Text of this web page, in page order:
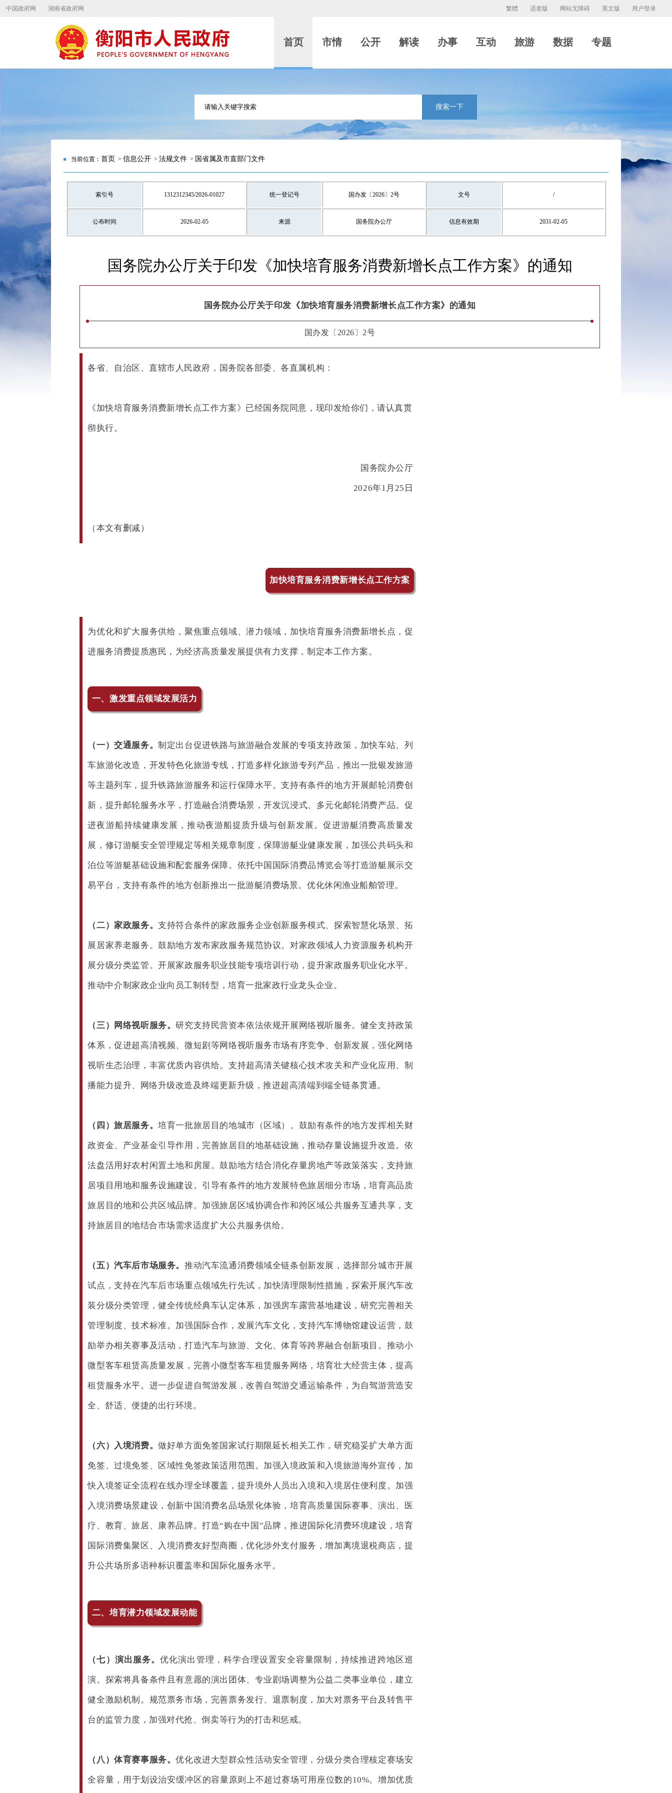
中国政府网 湖南省政府网 用户登录
英文版
网站无障碍
适老版
繁體
首页 市情 公开 解读 办事 互动 旅游 数据 专题
搜索一下
当前位置： 首页 > 信息公开 > 法规文件 > 国省属及市直部门文件
索引号 1312312345/2026-01027 统一登记号 国办发〔2026〕2号 文号 /
公布时间 2026-02-05 来源 国务院办公厅 信息有效期 2031-02-05
国务院办公厅关于印发《加快培育服务消费新增长点工作方案》的通知
国务院办公厅关于印发《加快培育服务消费新增长点工作方案》的通知
国办发〔2026〕2号
各省、自治区、直辖市人民政府，国务院各部委、各直属机构：
《加快培育服务消费新增长点工作方案》已经国务院同意，现印发给你们，请认真贯
彻执行。
国务院办公厅
2026年1月25日
（本文有删减）
加快培育服务消费新增长点工作方案
为优化和扩大服务供给，聚焦重点领域、潜力领域，加快培育服务消费新增长点，促
进服务消费提质惠民，为经济高质量发展提供有力支撑，制定本工作方案。
一、激发重点领域发展活力
（一）交通服务。制定出台促进铁路与旅游融合发展的专项支持政策，加快车站、列
车旅游化改造，开发特色化旅游专线，打造多样化旅游专列产品，推出一批银发旅游
等主题列车，提升铁路旅游服务和运行保障水平。支持有条件的地方开展邮轮消费创
新，提升邮轮服务水平，打造融合消费场景，开发沉浸式、多元化邮轮消费产品。促
进夜游船持续健康发展，推动夜游船提质升级与创新发展。促进游艇消费高质量发
展，修订游艇安全管理规定等相关规章制度，保障游艇业健康发展，加强公共码头和
泊位等游艇基础设施和配套服务保障。依托中国国际消费品博览会等打造游艇展示交
易平台，支持有条件的地方创新推出一批游艇消费场景。优化休闲渔业船舶管理。
（二）家政服务。支持符合条件的家政服务企业创新服务模式、探索智慧化场景、拓
展居家养老服务。鼓励地方发布家政服务规范协议。对家政领域人力资源服务机构开
展分级分类监管。开展家政服务职业技能专项培训行动，提升家政服务职业化水平。
推动中介制家政企业向员工制转型，培育一批家政行业龙头企业。
（三）网络视听服务。研究支持民营资本依法依规开展网络视听服务。健全支持政策
体系，促进超高清视频、微短剧等网络视听服务市场有序竞争、创新发展，强化网络
视听生态治理，丰富优质内容供给。支持超高清关键核心技术攻关和产业化应用、制
播能力提升、网络升级改造及终端更新升级，推进超高清端到端全链条贯通。
（四）旅居服务。培育一批旅居目的地城市（区域）。鼓励有条件的地方发挥相关财
政资金、产业基金引导作用，完善旅居目的地基础设施，推动存量设施提升改造。依
法盘活用好农村闲置土地和房屋。鼓励地方结合消化存量房地产等政策落实，支持旅
居项目用地和服务设施建设。引导有条件的地方发展特色旅居细分市场，培育高品质
旅居目的地和公共区域品牌。加强旅居区域协调合作和跨区域公共服务互通共享，支
持旅居目的地结合市场需求适度扩大公共服务供给。
（五）汽车后市场服务。 推动汽车流通消费领域全链条创新发展，选择部分城市开展
试点，支持在汽车后市场重点领域先行先试，加快清理限制性措施，探索开展汽车改
装分级分类管理，健全传统经典车认定体系，加强房车露营基地建设，研究完善相关
管理制度、技术标准。加强国际合作，发展汽车文化，支持汽车博物馆建设运营，鼓
励举办相关赛事及活动，打造汽车与旅游、文化、体育等跨界融合创新项目。推动小
微型客车租赁高质量发展，完善小微型客车租赁服务网络，培育壮大经营主体，提高
租赁服务水平。进一步促进自驾游发展，改善自驾游交通运输条件，为自驾游营造安
全、舒适、便捷的出行环境。
（六）入境消费。做好单方面免签国家试行期限延长相关工作，研究稳妥扩大单方面
免签、过境免签、区域性免签政策适用范围。加强入境政策和入境旅游海外宣传，加
快入境签证全流程在线办理全球覆盖，提升境外人员出入境和入境居住便利度。加强
入境消费场景建设，创新中国消费名品场景化体验，培育高质量国际赛事、演出、医
疗、教育、旅居、康养品牌。打造“购在中国”品牌，推进国际化消费环境建设，培育
国际消费集聚区、入境消费友好型商圈，优化涉外支付服务，增加离境退税商店，提
升公共场所多语种标识覆盖率和国际化服务水平。
二、培育潜力领域发展动能
（七）演出服务。优化演出管理，科学合理设置安全容量限制，持续推进跨地区巡
演。探索将具备条件且有意愿的演出团体、专业剧场调整为公益二类事业单位，建立
健全激励机制。规范票务市场，完善票务发行、退票制度，加大对票务平台及转售平
台的监管力度，加强对代抢、倒卖等行为的打击和惩戒。
（八）体育赛事服务。优化改进大型群众性活动安全管理，分级分类合理核定赛场安
全容量，用于划设治安缓冲区的容量原则上不超过赛场可用座位数的10%。增加优质